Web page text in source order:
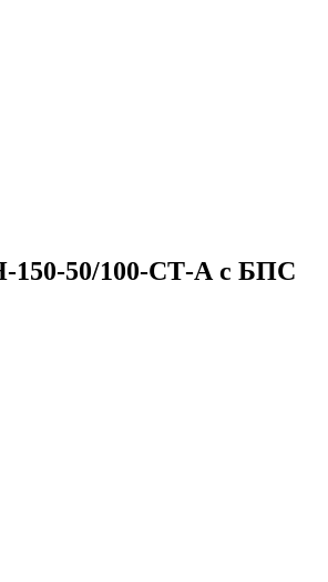
150-50/100-СТ-А с БПС